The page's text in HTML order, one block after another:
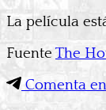
La película
Fuente The
Comenta